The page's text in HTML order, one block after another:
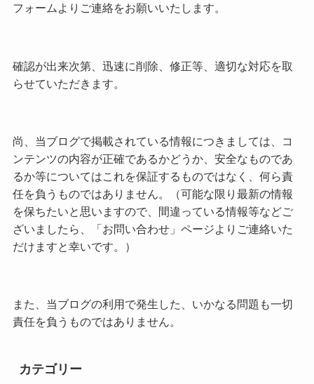
フォームよりご連絡をお願いいたします。
確認が出来次第、迅速に削除、修正等、適切な対応を取
らせていただきます。
尚、当ブログで掲載されている情報につきましては、コ
ンテンツの内容が正確であるかどうか、安全なものであ
るか等についてはこれを保証するものではなく、何ら責
任を負うものではありません。（可能な限り最新の情報
を保ちたいと思いますので、間違っている情報等などご
ざいましたら、「お問い合わせ」ページよりご連絡いた
だけますと幸いです。）
また、当ブログの利用で発生した、いかなる問題も一切
責任を負うものではありません。
カテゴリー